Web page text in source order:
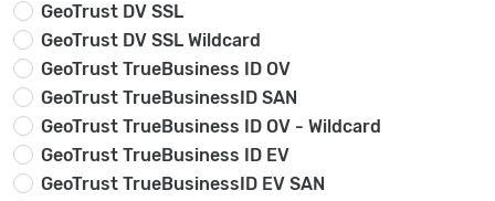
GeoTrust DV SSL
GeoTrust DV SSL Wildcard
GeoTrust TrueBusiness ID OV
GeoTrust TrueBusinessID SAN
GeoTrust TrueBusiness ID OV - Wildcard
GeoTrust TrueBusiness ID EV
GeoTrust TrueBusinessID EV SAN